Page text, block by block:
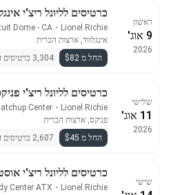
ראשון
9 אוג'
2026
כרטיסים לליונל ריצ'י
Lionel Richie
・
Dome - CA
אינגלווד, ארצות הברית
החל מ $82
3,304 כרטיסים זמינים
שלישי
11 אוג'
2026
כרטיסים לליונל ריצ'י
Lionel Richie
・
Center
פניקס, ארצות הברית
החל מ $45
2,607 כרטיסים זמינים
שישי
כרטיסים לליונל ריצ'י
Lionel Richie
・
Center ATX